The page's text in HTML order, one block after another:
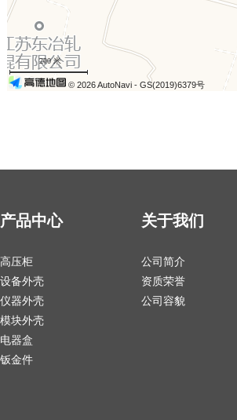
200 米
© 2026 AutoNavi - GS(2019)6379号
产品中心
高压柜
设备外壳
仪器外壳
模块外壳
电器盒
钣金件
关于我们
公司简介
资质荣誉
公司容貌